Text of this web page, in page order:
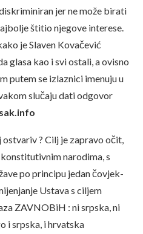
jer ne može birati
štitio njegove interese.
je Slaven Kovačević
glasa kao i svi ostali, a ovisno
putem se izlaznici imenuju u
slučaju dati odgovor
? Cilj je zapravo očit,
narodima, s
po principu jedan čovjek-
Ustava s ciljem
ZAVNOBiH : ni srpska, ni
i srpska, i hrvatska